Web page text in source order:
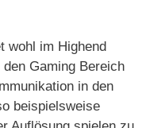
wohl im Highend
Gaming Bereich
in den
beispielsweise